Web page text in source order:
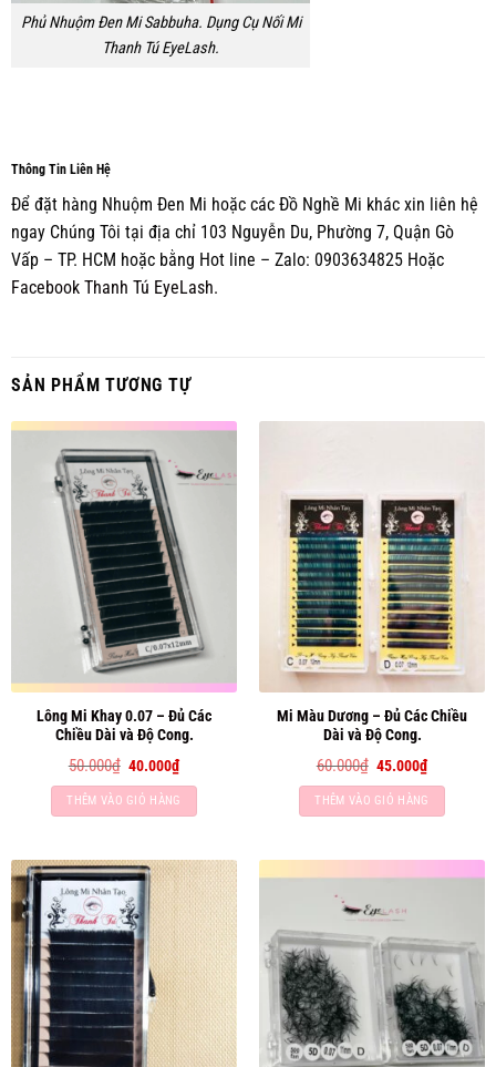
Phủ Nhuộm Đen Mi Sabbuha. Dụng Cụ Nối Mi
Thanh Tú EyeLash.
Thông Tin Liên Hệ
Để đặt hàng Nhuộm Đen Mi hoặc các Đồ Nghề Mi khác xin liên hệ
ngay Chúng Tôi tại địa chỉ 103 Nguyễn Du, Phường 7, Quận Gò
Vấp – TP. HCM hoặc bằng Hot line – Zalo: 0903634825 Hoặc
Facebook Thanh Tú EyeLash.
SẢN PHẨM TƯƠNG TỰ
Lông Mi Khay 0.07 – Đủ Các
Chiều Dài và Độ Cong.
50.000₫ Giá
gốc
là:
50.000₫.
40.000₫Giá
hiện
tại
là:
40.000₫.
THÊM VÀO GIỎ HÀNG
Mi Màu Dương – Đủ Các Chiều
Dài và Độ Cong.
60.000₫ Giá
gốc
là:
60.000₫.
45.000₫Giá
hiện
tại
là:
45.000₫.
THÊM VÀO GIỎ HÀNG